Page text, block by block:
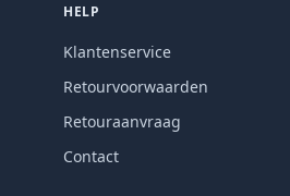
HELP
Klantenservice
Retourvoorwaarden
Retouraanvraag
Contact